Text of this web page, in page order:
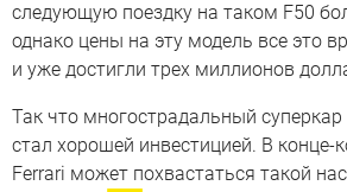
следующую поездку на таком F50
однако цены на эту модель все это
и уже достигли трех миллионов
Так что многострадальный
стал хорошей инвестицией. В конце-
Ferrari может похвастаться такой